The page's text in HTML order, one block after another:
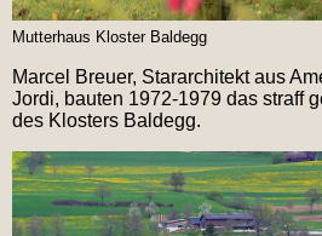
Mutterhaus Kloster Baldegg
Marcel Breuer, Stararchitekt aus
Jordi, bauten 1972-1979 das straff
des Klosters Baldegg.